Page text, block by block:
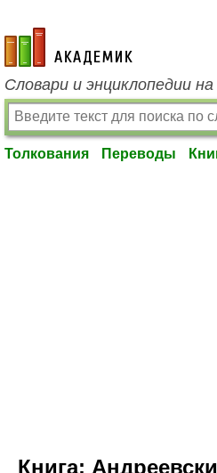
academic.ru
Словари и энциклопедии
Толкования Переводы
Книга: